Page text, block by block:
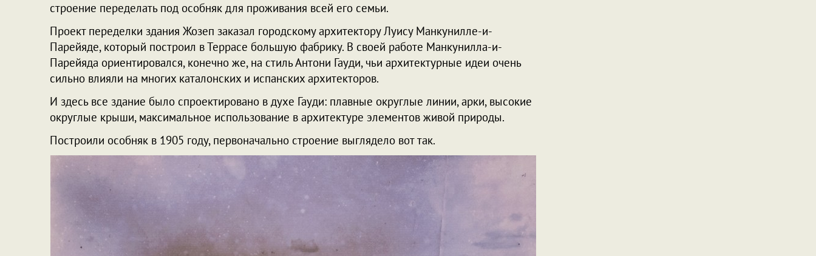
строение переделать под особняк для проживания всей его семьи.
Проект переделки здания Жозеп заказал городскому архитектору Луису Манкунилле-и-
Парейяде, который построил в Террасе большую фабрику. В своей работе Манкунилла-и-
Парейяда ориентировался, конечно же, на стиль Антони Гауди, чьи архитектурные идеи очень
сильно влияли на многих каталонских и испанских архитекторов.
И здесь все здание было спроектировано в духе Гауди: плавные округлые линии, арки, высокие
округлые крыши, максимальное использование в архитектуре элементов живой природы.
Построили особняк в 1905 году, первоначально строение выглядело вот так.